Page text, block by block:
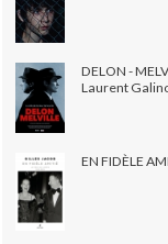
DELON -
Laurent
EN FIDÈLE